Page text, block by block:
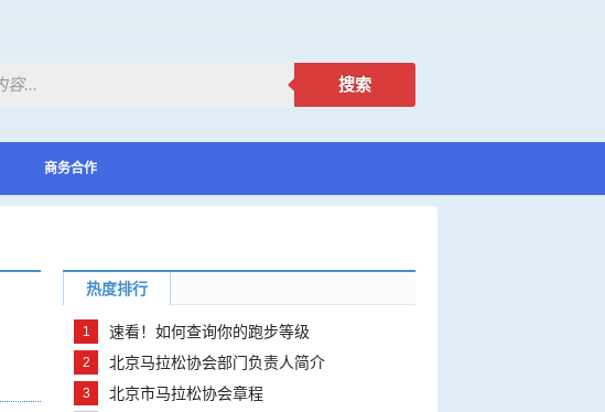
搜索
商务合作
热度排行
1 速看！如何查询你的跑步等级
2 北京马拉松协会部门负责人简介
3 北京市马拉松协会章程